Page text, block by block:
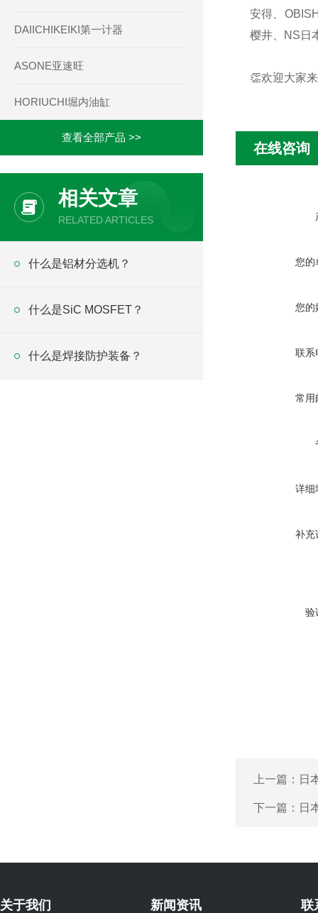
安得、
樱井、NS日
👏欢迎大家
在线咨询
您的
您的
联系
常用
详细
补充
验
上一篇： 日
下一篇： 日
DAIICHIKEIKI第一计器
ASONE亚速旺
HORIUCHI堀内油缸
查看全部产品 >>
相关文章
RELATED ARTICLES
什么是铝材分选机？
什么是SiC MOSFET？
什么是焊接防护装备？
关于我们 新闻资讯 联